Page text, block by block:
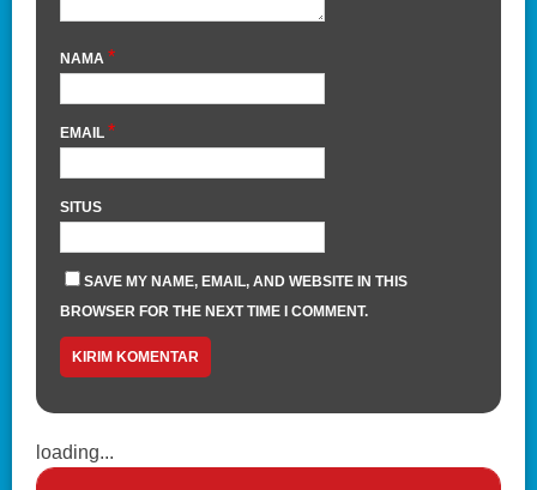
NAMA *
EMAIL *
SITUS
SAVE MY NAME, EMAIL, AND WEBSITE IN THIS
BROWSER FOR THE NEXT TIME I COMMENT.
loading...